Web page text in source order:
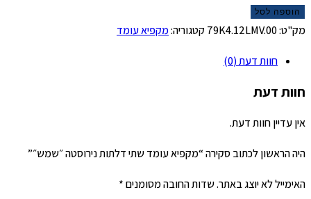
הוספה לסל
מק"ט:79K4.12LMV.00קטגוריה:מקפיא עומד
חוות דעת (0)
חוות דעת
אין עדיין חוות דעת.
היה הראשון לכתוב סקירה “מקפיא עומד שתי דלתות נירוסטה ״שמש״”
האימייל לא יוצג באתר.שדות החובה מסומנים*